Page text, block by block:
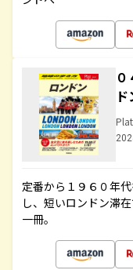
ド
Plat
定番から１９６０年
し、短いロンドン滞
一冊。